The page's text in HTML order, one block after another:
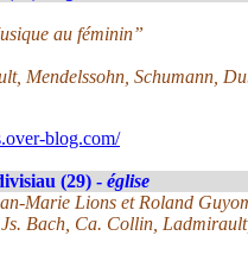
au féminin”
Mendelssohn, Schumann,
blog.com/
(29) - église
Marie Lions et Roland
Bach, Ca. Collin,